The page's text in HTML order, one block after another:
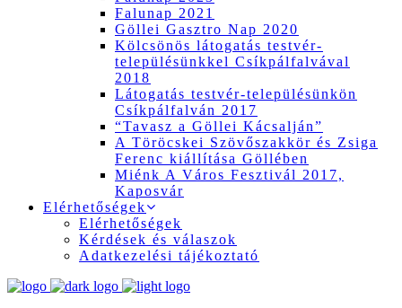
Falunap 2021
Göllei Gasztro Nap 2020
Kölcsönös látogatás testvér-
településünkkel Csíkpálfalvával
2018
Látogatás testvér-településünkön
Csíkpálfalván 2017
“Tavasz a Göllei Kácsalján”
A Töröcskei Szövőszakkör és Zsiga
Ferenc kiállítása Göllében
Miénk A Város Fesztivál 2017,
Kaposvár
Elérhetőségek
Elérhetőségek
Kérdések és válaszok
Adatkezelési tájékoztató